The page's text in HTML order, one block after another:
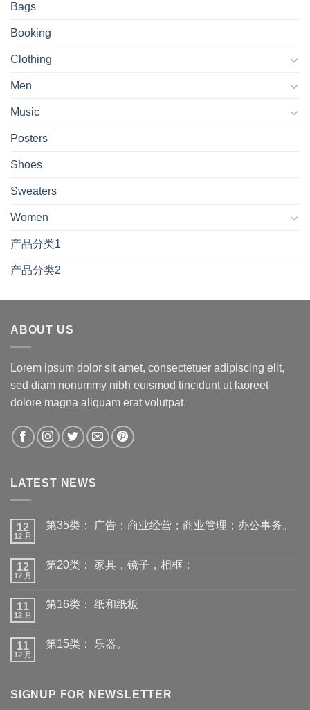
Bags
Booking
Clothing
Men
Music
Posters
Shoes
Sweaters
Women
产品分类1
产品分类2
ABOUT US
Lorem ipsum dolor sit amet, consectetuer adipiscing elit,
sed diam nonummy nibh euismod tincidunt ut laoreet
dolore magna aliquam erat volutpat.
LATEST NEWS
12
12 月
第35类： 广告；商业经营；商业管理；办公事务。
12
12 月
第20类： 家具，镜子，相框；
11
12 月
第16类： 纸和纸板
11
12 月
第15类： 乐器。
SIGNUP FOR NEWSLETTER